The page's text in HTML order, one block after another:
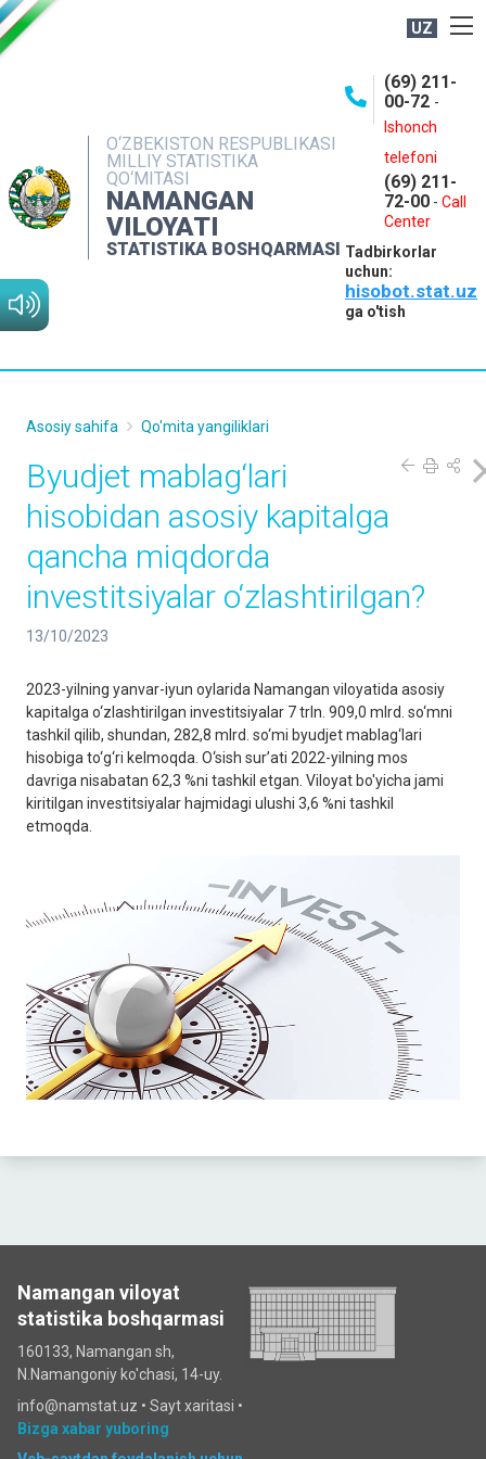
UZ
O‘ZBEKISTON RESPUBLIKASI
MILLIY STATISTIKA
QO‘MITASI
NAMANGAN
VILOYATI
STATISTIKA BOSHQARMASI
(69) 211-
00-72 -
Ishonch
telefoni
(69) 211-
72-00 - Call
Center
Tadbirkorlar
uchun:
hisobot.stat.uz
ga o'tish
NASHRLAR
INTERAKTIV XIZMATLAR
MATBUOT XIZMATI
MUROJAATLAR
Asosiy sahifa Qo'mita yangiliklari
Byudjet mablag‘lari
hisobidan asosiy kapitalga
qancha miqdorda
investitsiyalar o‘zlashtirilgan?
13/10/2023
2023-yilning yanvar-iyun oylarida Namangan viloyatida asosiy
kapitalga o‘zlashtirilgan investitsiyalar 7 trln. 909,0 mlrd. so‘mni
tashkil qilib, shundan, 282,8 mlrd. so‘mi byudjet mablag‘lari
hisobiga to‘g‘ri kelmoqda. O‘sish sur’ati 2022-yilning mos
davriga nisabatan 62,3 %ni tashkil etgan. Viloyat bo'yicha jami
kiritilgan investitsiyalar hajmidagi ulushi 3,6 %ni tashkil
etmoqda.
Namangan viloyat
statistika boshqarmasi
160133, Namangan sh,
N.Namangoniy ko'chasi, 14-uy.
info@namstat.uz • Sayt xaritasi •
Bizga xabar yuboring